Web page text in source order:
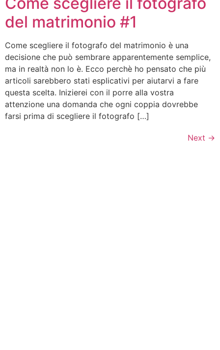
del matrimonio #1
Come scegliere il fotografo del matrimonio è una
decisione che può sembrare apparentemente semplice,
ma in realtà non lo è. Ecco perchè ho pensato che più
articoli sarebbero stati esplicativi per aiutarvi a fare
questa scelta. Inizierei con il porre alla vostra
attenzione una domanda che ogni coppia dovrebbe
farsi prima di scegliere il fotografo […]
Next →